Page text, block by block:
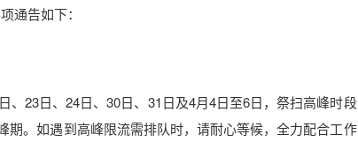
通告如下：
23日、24日、30日、31日及4月4日至6日，祭扫高峰时段
。如遇到高峰限流需排队时，请耐心等候，全力配合工作